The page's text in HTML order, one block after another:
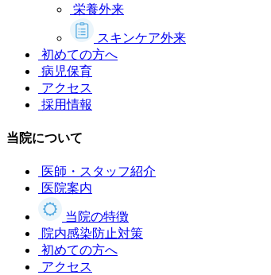
栄養外来
スキンケア外来
初めての方へ
病児保育
アクセス
採用情報
当院について
医師・スタッフ紹介
医院案内
当院の特徴
院内感染防止対策
初めての方へ
アクセス